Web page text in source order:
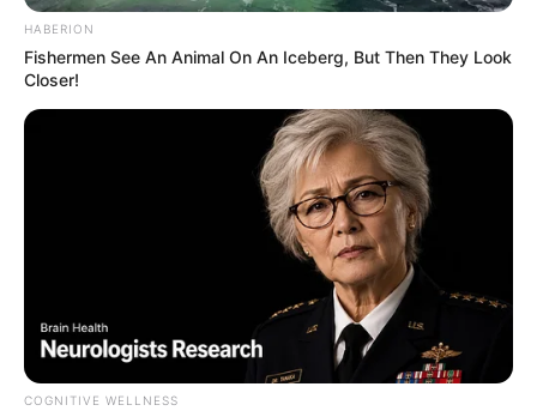
Com o calendário legislativo pressionado pelo
pelas festas juninasque costumam esvaziar o Congresso, a
janela desta semana pode ser a mais favorável do ano.
aprovação unânime na CCJ eliminou o principal obstáculo
O relator confirmou o ambiente favorável. E a categoria que há
anos bate às portas de Brasília aguarda, agora, a votação que
pode transformar direito em lei — sem passa por sanção, sem risco
validade permanente na Constituição Federal
Assista ao vídeo(direto no Youtube
HABERION
Fishermen See An Animal On An Iceberg, But Then They Look
Closer!
COGNITIVE WELLNESS